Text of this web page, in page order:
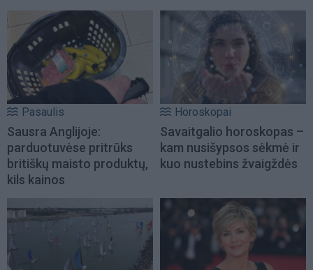
Pasaulis
Sausra Anglijoje:
parduotuvėse pritrūks
britiškų maisto produktų,
kils kainos
Horoskopai
Savaitgalio horoskopas –
kam nusišypsos sėkmė ir
kuo nustebins žvaigždės